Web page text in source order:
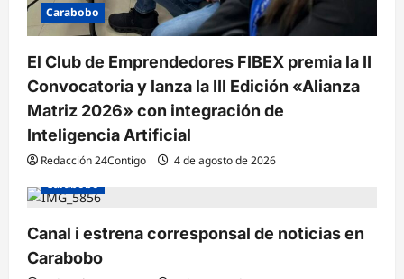
Carabobo
El Club de Emprendedores FIBEX premia la II
Convocatoria y lanza la III Edición «Alianza
Matriz 2026» con integración de
Inteligencia Artificial
Redacción 24Contigo
4 de agosto de 2026
Carabobo
Canal i estrena corresponsal de noticias en
Carabobo